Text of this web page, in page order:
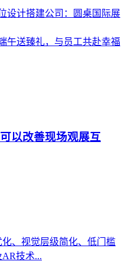
设计搭建公司：圆桌国际展
午送臻礼，与员工共赴幸福
以改善现场观展互
、视觉层级简化、低门槛
技术...